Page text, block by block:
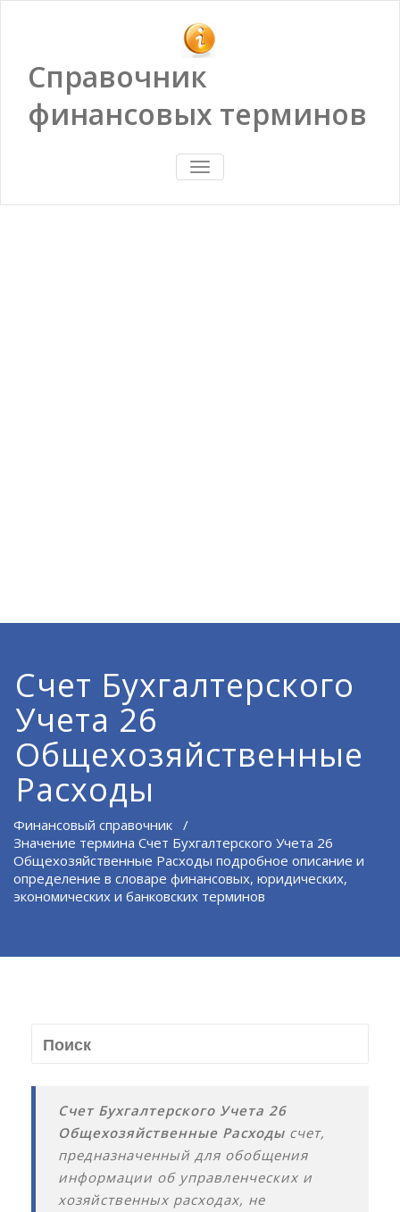
Справочник
финансовых терминов
ПОКАЗАТЬ/
СКРЫТЬ
Счет Бухгалтерского
Учета 26
Общехозяйственные
Расходы
Финансовый справочник /
Значение термина Счет Бухгалтерского Учета 26
Общехозяйственные Расходы подробное описание и
определение в словаре финансовых, юридических,
экономических и банковских терминов
Счет Бухгалтерского Учета 26
Общехозяйственные Расходы счет,
предназначенный для обобщения
информации об управленческих и
хозяйственных расходах, не